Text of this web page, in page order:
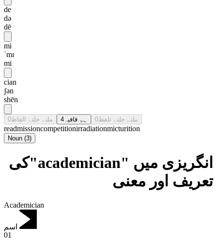
de
də
dē
mi
ˈmɪ
mi
cian
ʃən
shēn
ملتے جلتے الفاظ 0 ہم قافیہ 4 ملتے جلتے تلفظ 0
readmissioncompetitionirradiationmicturition
Noun (3)
انگریزی میں "academician"کی
تعریف اور معنی
Academician
اسم
01